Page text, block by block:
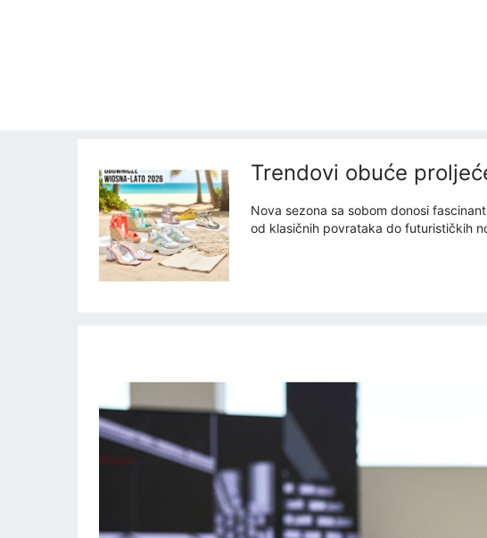
Trendovi obuće
Nova sezona sa sobom donosi
od klasičnih povrataka do futurističkih